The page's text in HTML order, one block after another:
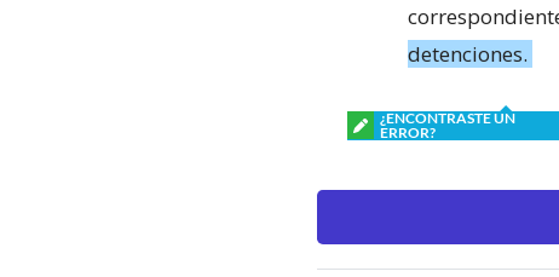
detenciones.
¿ENCONTRASTE UN
ERROR?